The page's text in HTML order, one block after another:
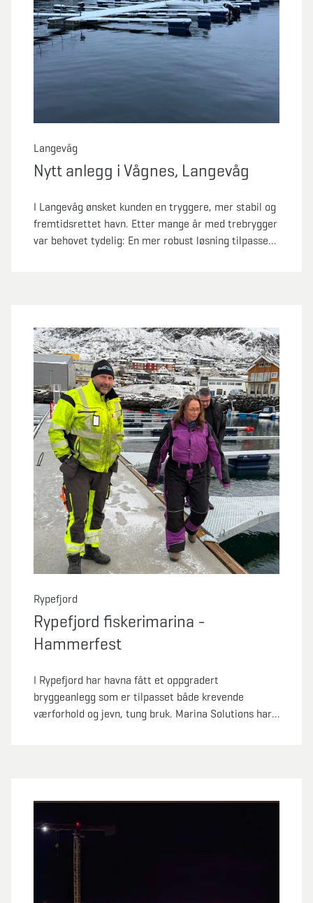
Langevåg
Nytt anlegg i Vågnes, Langevåg
I Langevåg ønsket kunden en tryggere, mer stabil og
fremtidsrettet havn. Etter mange år med trebrygger
var behovet tydelig: En mer robust løsning tilpasset
Rypefjord
Rypefjord fiskerimarina -
Hammerfest
I Rypefjord har havna fått et oppgradert
bryggeanlegg som er tilpasset både krevende
værforhold og jevn, tung bruk. Marina Solutions har